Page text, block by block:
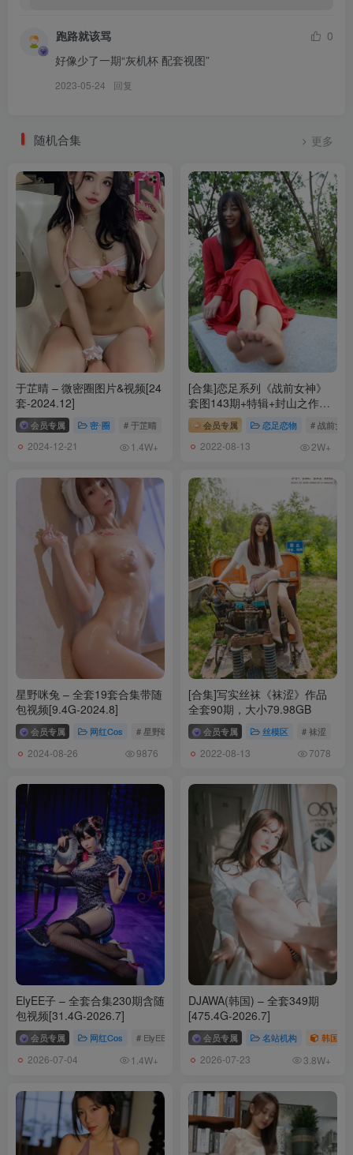
您的蛋蛋 – NO.026 [YouMi尤蜜] 2021.09.02 蕾姆兔女郎的小酒馆
[41P-890MB]
您的蛋蛋 – NO.025 [YouMi尤蜜] 2021.09.02 九尾玉藻前 [40P-
您的蛋蛋 – NO.024 [YouMi尤蜜] 2020.11.10 停车场の武装娘 [43P-
768MB]
您的蛋蛋 – NO.023 [YouMi尤蜜] 2021.06.25 西行牛魔王 [29P-
550MB]
您的蛋蛋 – NO.022 [YouMi尤蜜] 2021.02.01 草莓甜心[37P-611MB]
您的蛋蛋 – NO.021 [YouMi尤蜜] 2021.01.13 庄园女仆 [30P-514MB]
您的蛋蛋 – NO.020 [YouMi尤蜜] 2021.01.10 欲望沙滩 [39P-644MB]
您的蛋蛋 – NO.019 [YouMi尤蜜] 2021.01.08 比基尼女偶 [26P-
385MB]
您的蛋蛋 – NO.018 [YouMi尤蜜] 2020.12.25 圣诞小鹿 [23P-475MB]
您的蛋蛋 – NO.017 [YouMi尤蜜] 2020.12.17 睡衣派对加藤惠 [22P-
325MB]
您的蛋蛋 – NO.016 [YouMi尤蜜] 2020.12.13 美味修女 [30P-546MB]
您的蛋蛋 – NO.015 [YouMi尤蜜] 2020.12.12 旗袍武士娘 [33P-
650MB]
您的蛋蛋 – NO.014 [YouMi尤蜜] 2020.11.10 制服猫娘 [44P-845MB]
959MB]
您的蛋蛋 NO.012 开胸卫衣 [38P-245MB]
您的蛋蛋 NO.011 夏日泳装 浴缸 [40P-339MB]
您的蛋蛋 NO.010 黑丝死库水 [23P4V-74MB]
您的蛋蛋 NO.009 胶带 [24P-345MB]
您的蛋蛋 NO.008 爱丽酱 [39P-270MB]
您的蛋蛋 NO.007 激凸体操服 [42P-309MB]
您的蛋蛋 NO.006 ol职业 [48P-383MB]
您的蛋蛋 NO.005 自拍黑色连t裤 [33P7V-227MB]
您的蛋蛋 NO.004 天台JK [41P-662MB]
您的蛋蛋 NO.003 索尼子白内衣 [31P2V-630MB]
您的蛋蛋 NO.002 浴室黑丝[41P-221MB]
您的蛋蛋 NO.001 赛博朋克 [41P-289MB]
跑路就该骂
0
好像少了一期“灰机杯 配套视图”
2023-05-24 回复
随机合集 更多
于芷晴 – 微密圈图片&视频[24
套-2024.12]
会员专属 密⋅圈 # 于芷晴
2024-12-21 1.4W+
[合集]恋足系列《战前女神》
套图143期+特辑+封山之作打
包[32.6G]
会员专属 恋足恋物 # 战前女神
2022-08-13 2W+
星野咪兔 – 全套19套合集带随
包视频[9.4G-2024.8]
会员专属 网红Cos # 星野咪兔
2024-08-26 9876
[合集]写实丝袜《袜涩》作品
全套90期，大小79.98GB
会员专属 丝模区 # 袜涩
2022-08-13 7078
ElyEE子 – 全套合集230期含随
包视频[31.4G-2026.7]
会员专属 网红Cos # ElyEE子
2026-07-04 1.4W+
DJAWA(韩国) – 全套349期
[475.4G-2026.7]
会员专属 名站机构 韩国（
2026-07-23 3.8W+